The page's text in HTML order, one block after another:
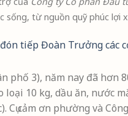
sống, từ nguồn quỹ phúc
tiếp Đoàn Trưởng các
phố 3), năm nay đã hơn
loại 10 kg, dầu ăn, nước
Cụ cảm ơn phường và